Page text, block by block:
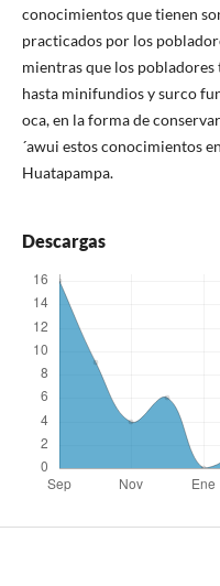
conocimientos que tienen
practicados por los
mientras que los
hasta minifundios y surco
oca, en la forma de
´awui estos conocimientos
Huatapampa.
Descargas